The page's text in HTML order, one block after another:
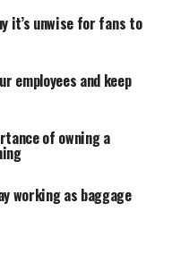
it’s unwise for fans to
employees and keep
of owning a
working as baggage